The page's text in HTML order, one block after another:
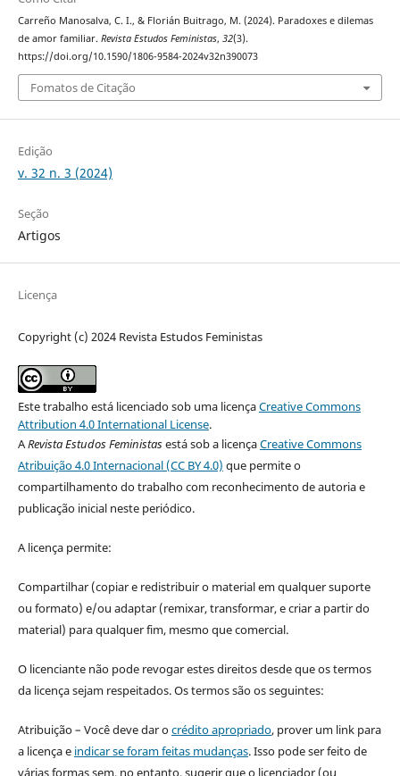
Carreño Manosalva, C. I., & Florián Buitrago, M. (2024). Paradoxes e dilemas
de amor familiar. Revista Estudos Feministas, 32(3).
https://doi.org/10.1590/1806-9584-2024v32n390073
Fomatos de Citação
Edição
v. 32 n. 3 (2024)
Seção
Artigos
Licença
Copyright (c) 2024 Revista Estudos Feministas
Este trabalho está licenciado sob uma licençaCreative Commons
Attribution 4.0 International License.
ARevista Estudos Feministasestá sob a licençaCreative Commons
Atribuição 4.0 Internacional (CC BY 4.0) que permite o
compartilhamento do trabalho com reconhecimento de autoria e
publicação inicial neste periódico.
A licença permite:
Compartilhar (copiar e redistribuir o material em qualquer suporte
ou formato) e/ou adaptar (remixar, transformar, e criar a partir do
material) para qualquer fim, mesmo que comercial.
O licenciante não pode revogar estes direitos desde que os termos
da licença sejam respeitados. Os termos são os seguintes:
Atribuição – Você deve dar ocrédito apropriado, prover um link para
a licença e indicar se foram feitas mudanças. Isso pode ser feito de
várias formas sem, no entanto, sugerir que o licenciador (ou